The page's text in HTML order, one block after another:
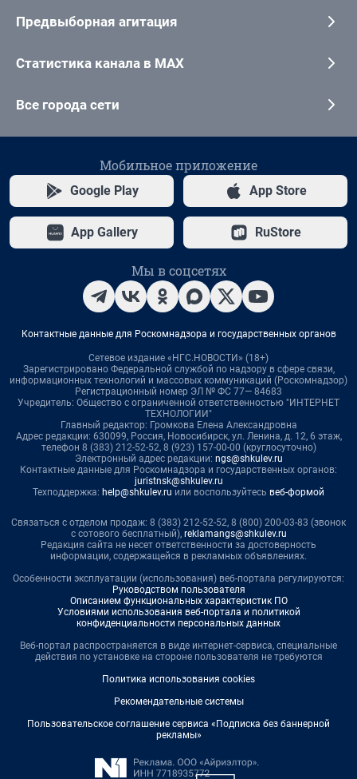
Предвыборная агитация
Статистика канала в MAX
Все города сети
Мобильное приложение
Google Play App Store
App Gallery RuStore
Мы в соцсетях
Контактные данные для Роскомнадзора и государственных органов
Сетевое издание «НГС.НОВОСТИ» (18+)
Зарегистрировано Федеральной службой по надзору в сфере связи,
информационных технологий и массовых коммуникаций (Роскомнадзор)
Регистрационный номер ЭЛ № ФС 77— 84683
Учредитель: Общество с ограниченной ответственностью "ИНТЕРНЕТ
ТЕХНОЛОГИИ"
Главный редактор: Громкова Елена Александровна
Адрес редакции: 630099, Россия, Новосибирск, ул. Ленина, д. 12, 6 этаж,
телефон 8 (383) 212-52-52, 8 (923) 157-00-00 (круглосуточно)
Электронный адрес редакции: ngs@shkulev.ru
Контактные данные для Роскомнадзора и государственных органов:
juristnsk@shkulev.ru
Техподдержка: help@shkulev.ru или воспользуйтесь веб-формой
Связаться с отделом продаж: 8 (383) 212-52-52, 8 (800) 200-03-83 (звонок
с сотового бесплатный), reklamangs@shkulev.ru
Редакция сайта не несет ответственности за достоверность
информации, содержащейся в рекламных объявлениях.
Особенности эксплуатации (использования) веб-портала регулируются:
Руководством пользователя
Описанием функциональных характеристик ПО
Условиями использования веб-портала и политикой
конфиденциальности персональных данных
Веб-портал распространяется в виде интернет-сервиса, специальные
действия по установке на стороне пользователя не требуются
Политика использования cookies
Рекомендательные системы
Пользовательское соглашение сервиса «Подписка без баннерной
рекламы»